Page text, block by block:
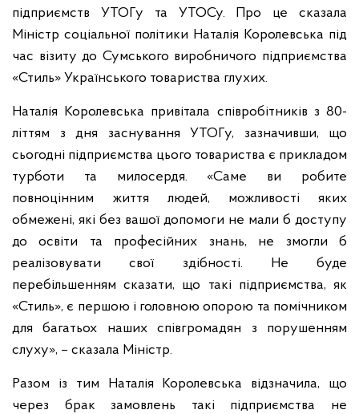
підприємств УТОГу та УТОСу. Про це сказала
Міністр соціальної політики Наталія Королевська під
час візиту до Сумського виробничого підприємства
«Стиль» Українського товариства глухих.
Наталія Королевська привітала співробітників з 80-
літтям з дня заснування УТОГу, зазначивши, що
сьогодні підприємства цього товариства є прикладом
турботи та милосердя. «Саме ви робите
повноцінним життя людей, можливості яких
обмежені, які без вашої допомоги не мали б доступу
до освіти та професійних знань, не змогли б
реалізовувати свої здібності. Не буде
перебільшенням сказати, що такі підприємства, як
«Стиль», є першою і головною опорою та помічником
для багатьох наших співгромадян з порушенням
слуху», – сказала Міністр.
Разом із тим Наталія Королевська відзначила, що
через брак замовлень такі підприємства не